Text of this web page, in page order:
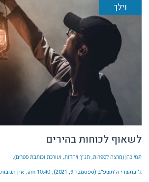
וילך
לשאוף לכוחות בהירים
תמי כהן (מרצה לספרות, תנ"ך ויהדות, ועורכת וכותבת ספרים)
ג׳ בתשרי ה׳תשפ״ב (ספטמבר 9, 2021) 10:40 am אין תגובות